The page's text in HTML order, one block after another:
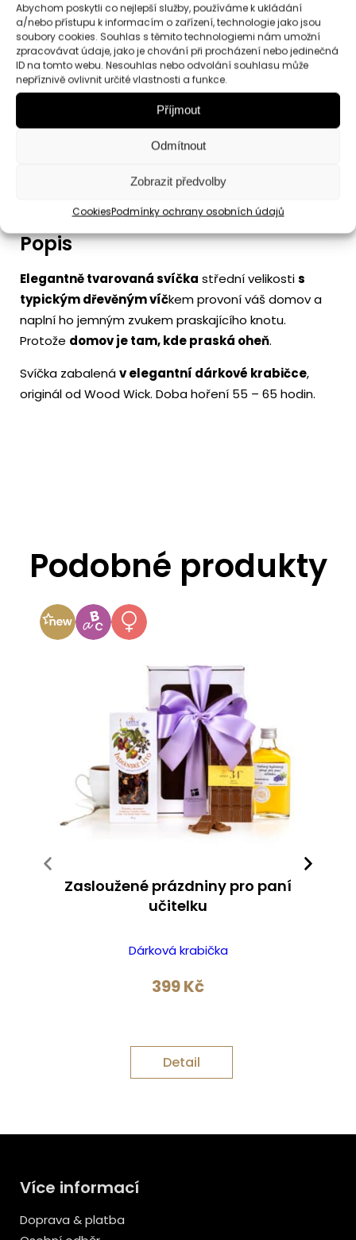
Abychom poskytli co nejlepší služby, používáme k ukládání
a/nebo přístupu k informacím o zařízení, technologie jako jsou
soubory cookies. Souhlas s těmito technologiemi nám umožní
zpracovávat údaje, jako je chování při procházení nebo jedinečná
ID na tomto webu. Nesouhlas nebo odvolání souhlasu může
nepříznivě ovlivnit určité vlastnosti a funkce.
Příjmout
Odmítnout
Zobrazit předvolby
CookiesPodmínky ochrany osobních údajů
Přidat do košíku
Hodnocení (0)
Popis
Elegantně tvarovaná svíčka střední velikostis
typickým dřevěným víčkem provoní váš domov a
naplní ho jemným zvukem praskajícího knotu.
Protože domov je tam, kde praská oheň.
Svíčka zabalenáv elegantní dárkové krabičce,
originál od Wood Wick. Doba hoření 55 – 65 hodin.
Podobné produkty
Zasloužené prázdniny pro paní
učitelku
Dárková krabička
399Kč
Detail
Více informací
Doprava & platba